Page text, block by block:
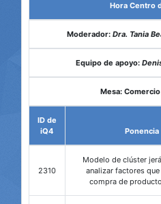
Hora Centro
Moderador: Dra. Tania
Equipo de apoyo:
Mesa:
ID de
iQ4
Ponencia
2310
Modelo de clúster
analizar factores
compra de